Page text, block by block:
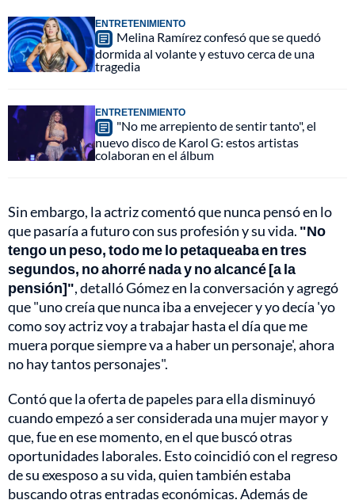
ENTRETENIMIENTO
Melina Ramírez confesó que se quedó
dormida al volante y estuvo cerca de una
tragedia
ENTRETENIMIENTO
"No me arrepiento de sentir tanto", el
nuevo disco de Karol G: estos artistas
colaboran en el álbum
Sin embargo, la actriz comentó que nunca pensó en lo
que pasaría a futuro con sus profesión y su vida. "No
tengo un peso, todo me lo petaqueaba en tres
segundos, no ahorré nada y no alcancé [a la
pensión]", detalló Gómez en la conversación y agregó
que "uno creía que nunca iba a envejecer y yo decía 'yo
como soy actriz voy a trabajar hasta el día que me
muera porque siempre va a haber un personaje', ahora
no hay tantos personajes".
Contó que la oferta de papeles para ella disminuyó
cuando empezó a ser considerada una mujer mayor y
que, fue en ese momento, en el que buscó otras
oportunidades laborales. Esto coincidió con el regreso
de su exesposo a su vida, quien también estaba
buscando otras entradas económicas. Además de